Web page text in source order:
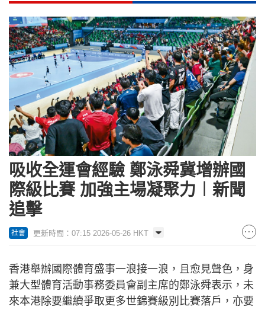
吸收全運會經驗 鄭泳舜冀增辦國
際級比賽 加強主場凝聚力︱新聞
追擊
社會 更新時間：07:15 2026-05-26 HKT
香港舉辦國際體育盛事一浪接一浪，且愈見聲色，身
兼大型體育活動事務委員會副主席的鄭泳舜表示，未
來本港除要繼續爭取更多世錦賽級別比賽落戶，亦要